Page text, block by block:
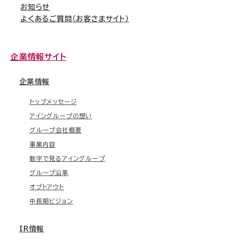
お知らせ
よくあるご質問（お客さまサイト）
企業情報サイト
企業情報
トップメッセージ
アイングループの想い
グループ会社概要
事業内容
数字で見るアイングループ
グループ沿革
オプトアウト
中長期ビジョン
IR情報